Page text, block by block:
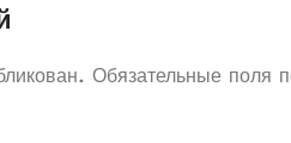
Обязательные поля